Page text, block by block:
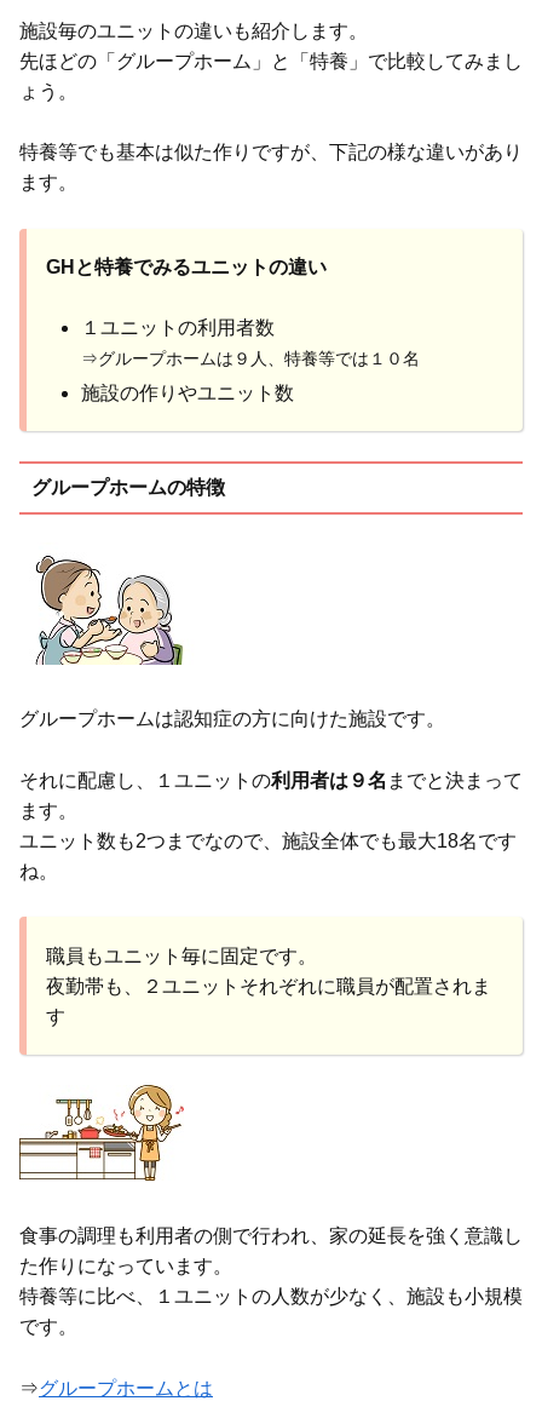
施設毎のユニットの違いも紹介します。
先ほどの「グループホーム」と「特養」で比較してみまし
ょう。
特養等でも基本は似た作りですが、下記の様な違いがあり
ます。
GHと特養でみるユニットの違い
１ユニットの利用者数
⇒グループホームは９人、特養等では１０名
施設の作りやユニット数
グループホームの特徴
グループホームは認知症の方に向けた施設です。
それに配慮し、１ユニットの利用者は９名 までと決まって
ます。
ユニット数も2つまでなので、施設全体でも最大18名です
ね。
職員もユニット毎に固定です。
夜勤帯も、２ユニットそれぞれに職員が配置されま
す
食事の調理も利用者の側で行われ、家の延長を強く意識し
た作りになっています。
特養等に比べ、１ユニットの人数が少なく、施設も小規模
です。
⇒グループホームとは